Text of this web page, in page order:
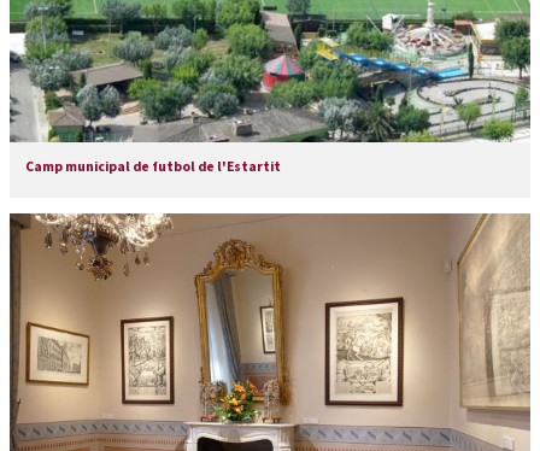
Camp municipal de futbol de l'Estartit